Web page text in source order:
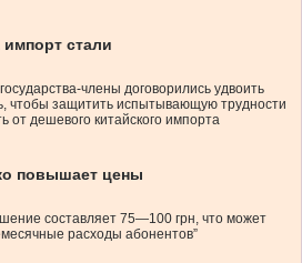
стали
члены договорились удвоить
чтобы защитить испытывающую трудности
дешевого китайского импорта
повышает цены
составляет 75—100 грн, что может
расходы абонентов”